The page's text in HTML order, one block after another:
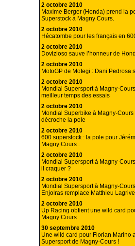
2 octobre 2010
Maxime Berger (Honda) prend la
Superstock à Magny Cours.
2 octobre 2010
Hécatombe pour les français en
2 octobre 2010
Dovizioso sauve l’honneur de
2 octobre 2010
MotoGP de Motegi : Dani Pedrosa
2 octobre 2010
Mondial Supersport à Magny-
meilleur temps des essais
2 octobre 2010
Mondial Superbike à Magny-
décroche la pole
2 octobre 2010
600 superstock : la pole pour
Magny Cours .
2 octobre 2010
Mondial Supersport à Magny-
il craquer ?
2 octobre 2010
Mondial Supersport à Magny-
Enjolras remplace Matthieu Lagrive
2 octobre 2010
Up Racing obtient une wild card
Magny Cours
30 septembre 2010
Une wild card pour Florian Marino
Supersport de Magny-Cours !